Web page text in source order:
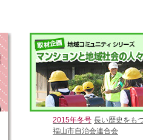
2015年冬号 長い歴史をも
福山市自治会連合会